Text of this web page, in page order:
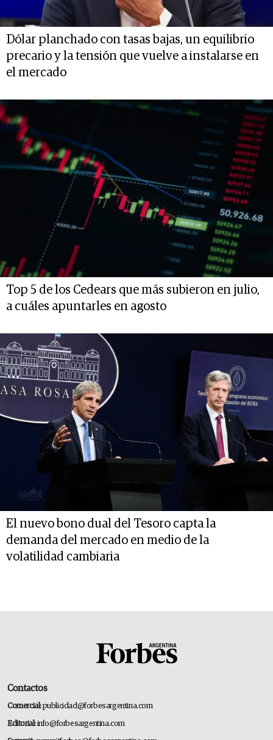
Dólar planchado con tasas bajas, un equilibrio
precario y la tensión que vuelve a instalarse en
el mercado
Top 5 de los Cedears que más subieron en julio,
a cuáles apuntarles en agosto
El nuevo bono dual del Tesoro capta la
demanda del mercado en medio de la
volatilidad cambiaria
Contactos
Comercial:publicidad@forbesargentina.com
Editorial:info@forbesargentina.com